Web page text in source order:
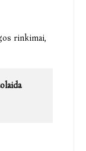
rinkimai,